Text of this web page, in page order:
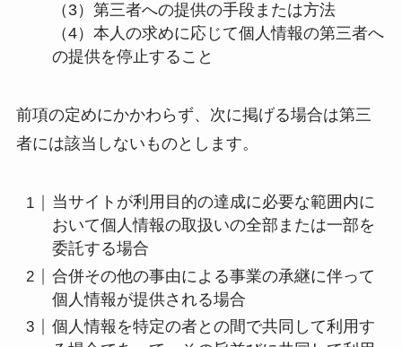
（3）第三者への提供の手段または方法
（4）本人の求めに応じて個人情報の第三者へ
の提供を停止すること
前項の定めにかかわらず、次に掲げる場合は第三
者には該当しないものとします。
当サイトが利用目的の達成に必要な範囲内に
おいて個人情報の取扱いの全部または一部を
委託する場合
合併その他の事由による事業の承継に伴って
個人情報が提供される場合
個人情報を特定の者との間で共同して利用す